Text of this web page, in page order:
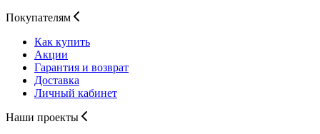
Покупателям
Как купить
Акции
Гарантия и возврат
Доставка
Личный кабинет
Наши проекты